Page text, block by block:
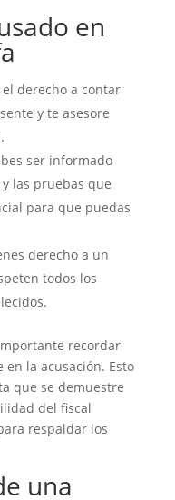
en
el derecho a contar
y te asesore
ser informado
las pruebas que
para que puedas
derecho a un
todos los
recordar
la acusación. Esto
que se demuestre
del fiscal
respaldar los
una